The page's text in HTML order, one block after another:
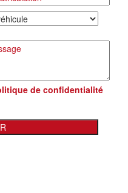
de confidentialité